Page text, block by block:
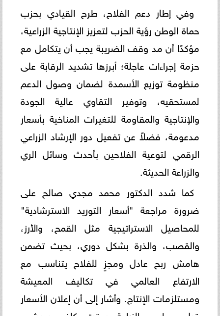
وفي إطار دعم الفلاح، طرح القيادي بحزب
حماة الوطن رؤية الحزب لتعزيز الإنتاجية الزراعية،
مؤكدًا أن مد وقف الضريبة يجب أن يتكامل مع
حزمة إجراءات عاجلة؛ أبرزها تشديد الرقابة على
منظومة توزيع الأسمدة لضمان وصول الدعم
لمستحقيه، وتوفير التقاوي عالية الجودة
والإنتاجية والمقاومة للتغيرات المناخية بأسعار
مدعومة، فضلاً عن تفعيل دور الإرشاد الزراعي
الرقمي لتوعية الفلاحين بأحدث وسائل الري
والزراعة الحديثة.
كما شدد الدكتور محمد مجدي صالح على
ضرورة مراجعة "أسعار التوريد الاسترشادية"
للمحاصيل الاستراتيجية مثل القمح، والأرز،
والقصب، والذرة بشكل دوري، بحيث تضمن
هامش ربح عادل ومجزٍ للفلاح يتناسب مع
الارتفاع العالمي في تكاليف المعيشة
ومستلزمات الإنتاج. وأشار إلى أن إعلان الأسعار